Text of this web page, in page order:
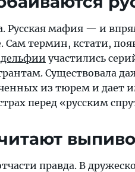
Русская мафия — и
Сам термин, кстати,
участились
Существовала
из тюрем и дает
перед «русским
правда. В